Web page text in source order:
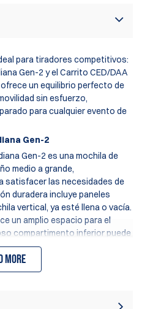
para tiradores competitivos:
Gen-2 y el Carrito CED/DAA
un equilibrio perfecto de
sin esfuerzo,
para cualquier evento de
Gen-2
Gen-2 es una mochila de
medio a grande,
satisfacer las necesidades de
duradera incluye paneles
vertical, ya esté llena o vacía.
un amplio espacio para el
compartimento inferior puede
y hasta dos pistolas.
compartimento grande, el
inferior es extraíble,
more